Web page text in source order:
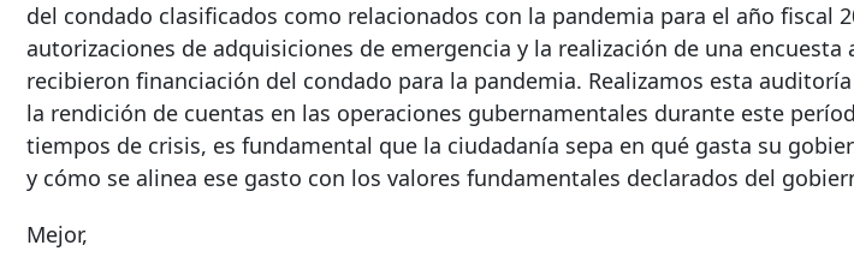
del condado clasificados como relacionados con la pandemia para el año fiscal
autorizaciones de adquisiciones de emergencia y la realización de una encuesta
recibieron financiación del condado para la pandemia. Realizamos esta
la rendición de cuentas en las operaciones gubernamentales durante este
tiempos de crisis, es fundamental que la ciudadanía sepa en qué gasta su
y cómo se alinea ese gasto con los valores fundamentales declarados del
Mejor,